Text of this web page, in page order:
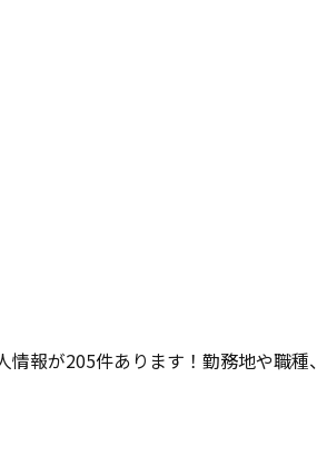
情報が205件あります！勤務地や職種